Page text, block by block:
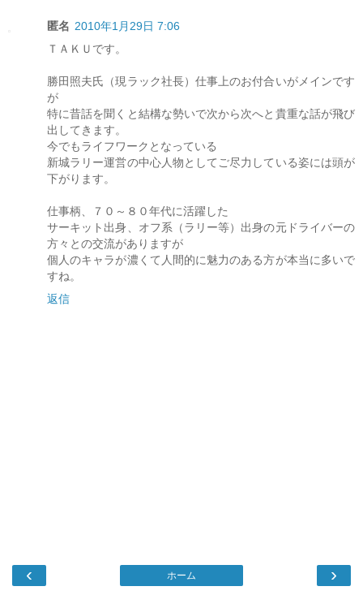
匿名 2010年1月29日 7:06
ＴＡＫＵです。
勝田照夫氏（現ラック社長）仕事上のお付合いがメインです
が
特に昔話を聞くと結構な勢いで次から次へと貴重な話が飛び
出してきます。
今でもライフワークとなっている
新城ラリー運営の中心人物としてご尽力している姿には頭が
下がります。
仕事柄、７０～８０年代に活躍した
サーキット出身、オフ系（ラリー等）出身の元ドライバーの
方々との交流がありますが
個人のキャラが濃くて人間的に魅力のある方が本当に多いで
すね。
返信
‹ ›
ホーム